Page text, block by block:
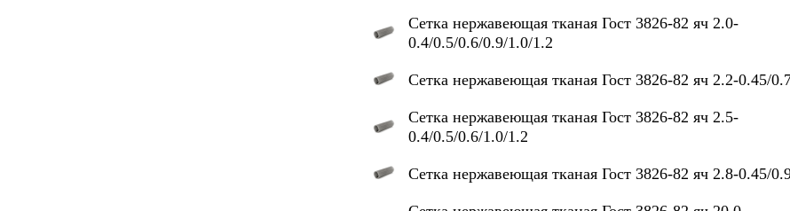
Сетка нержавеющая тканая Гост 3826-82 яч 2.0-
0.4/0.5/0.6/0.9/1.0/1.2
Сетка нержавеющая тканая Гост 3826-82 яч 2.2-0.45/
Сетка нержавеющая тканая Гост 3826-82 яч 2.5-
0.4/0.5/0.6/1.0/1.2
Сетка нержавеющая тканая Гост 3826-82 яч 2.8-0.45/